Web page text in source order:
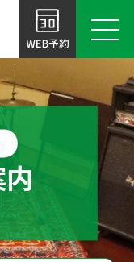
寺店
SHINSAIBASHI
斎橋店